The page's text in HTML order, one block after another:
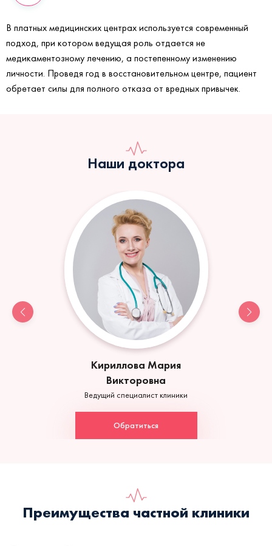
В платных медицинских центрах используется современный
подход, при котором ведущая роль отдается не
медикаментозному лечению, а постепенному изменению
личности. Проведя год в восстановительном центре, пациент
обретает силы для полного отказа от вредных привычек.
Наши доктора
Кириллова Мария
Викторовна
Ведущий специалист клиники
Обратиться
Преимущества частной клиники